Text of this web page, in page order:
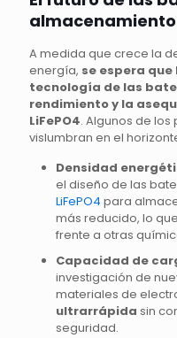
A medida que crece la
energía, se espera
tecnología de las
rendimiento y la
LiFePO4. Algunos de
vislumbran en el
Densidad
el diseño de las
LiFePO4 para
más reducido, lo
frente a otras
Capacidad de
investigación de
materiales de
ultrarrápida sin
seguridad.